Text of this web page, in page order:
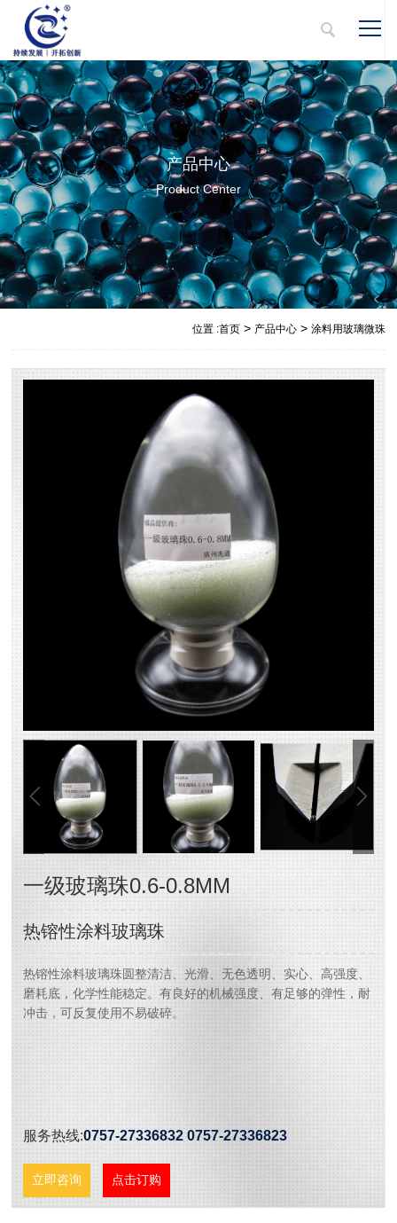
产品中心
Product Center
位置 :首页> 产品中心> 涂料用玻璃微珠
一级玻璃珠0.6-0.8MM
热镕性涂料玻璃珠
热镕性涂料玻璃珠圆整清洁、光滑、无色透明、实心、高强度、
磨耗底，化学性能稳定。有良好的机械强度、有足够的弹性，耐
冲击，可反复使用不易破碎。
服务热线:0757-27336832 0757-27336823
立即咨询 点击订购